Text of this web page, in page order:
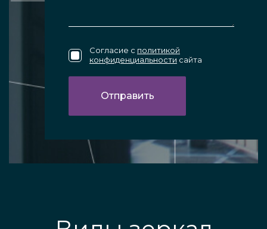
Согласие с политикой
конфиденциальности сайта